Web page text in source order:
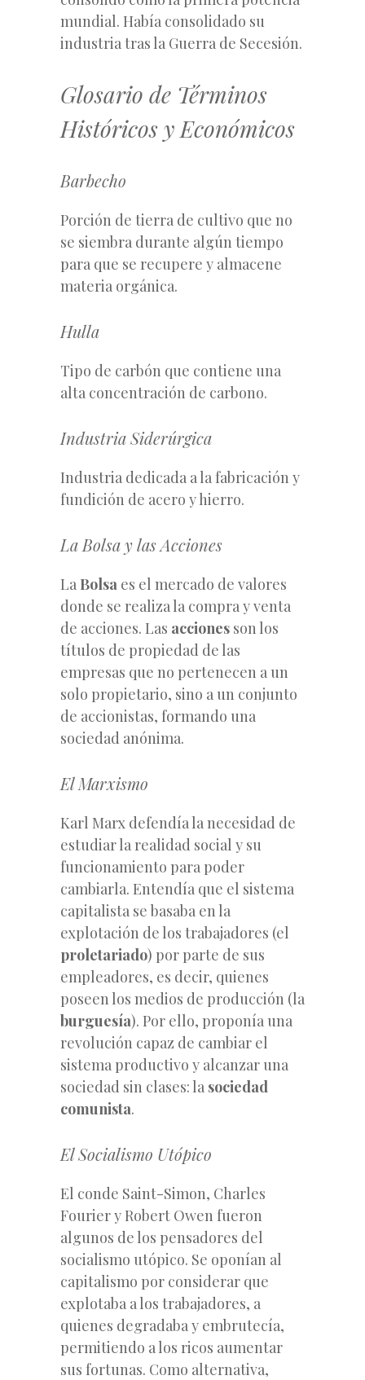
mundial. Había consolidado su
industria tras la Guerra de Secesión.
Glosario de Términos
Históricos y Económicos
Barbecho
Porción de tierra de cultivo que no
se siembra durante algún tiempo
para que se recupere y almacene
materia orgánica.
Hulla
Tipo de carbón que contiene una
alta concentración de carbono.
Industria Siderúrgica
Industria dedicada a la fabricación y
fundición de acero y hierro.
La Bolsa y las Acciones
La Bolsa es el mercado de valores
donde se realiza la compra y venta
de acciones. Las acciones son los
títulos de propiedad de las
empresas que no pertenecen a un
solo propietario, sino a un conjunto
de accionistas, formando una
sociedad anónima.
El Marxismo
Karl Marx defendía la necesidad de
estudiar la realidad social y su
funcionamiento para poder
cambiarla. Entendía que el sistema
capitalista se basaba en la
explotación de los trabajadores (el
proletariado) por parte de sus
empleadores, es decir, quienes
poseen los medios de producción (la
burguesía). Por ello, proponía una
revolución capaz de cambiar el
sistema productivo y alcanzar una
sociedad sin clases: la sociedad
comunista.
El Socialismo Utópico
El conde Saint-Simon, Charles
Fourier y Robert Owen fueron
algunos de los pensadores del
socialismo utópico. Se oponían al
capitalismo por considerar que
explotaba a los trabajadores, a
quienes degradaba y embrutecía,
permitiendo a los ricos aumentar
sus fortunas. Como alternativa,